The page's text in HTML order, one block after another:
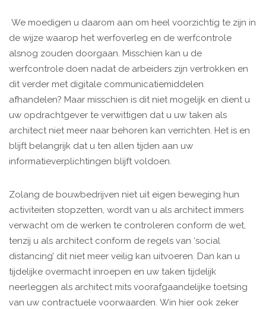
We moedigen u daarom aan om heel voorzichtig te zijn in
de wijze waarop het werfoverleg en de werfcontrole
alsnog zouden doorgaan. Misschien kan u de
werfcontrole doen nadat de arbeiders zijn vertrokken en
dit verder met digitale communicatiemiddelen
afhandelen? Maar misschien is dit niet mogelijk en dient u
uw opdrachtgever te verwittigen dat u uw taken als
architect niet meer naar behoren kan verrichten. Het is en
blijft belangrijk dat u ten allen tijden aan uw
informatieverplichtingen blijft voldoen.
Zolang de bouwbedrijven niet uit eigen beweging hun
activiteiten stopzetten, wordt van u als architect immers
verwacht om de werken te controleren conform de wet,
tenzij u als architect conform de regels van ‘social
distancing’ dit niet meer veilig kan uitvoeren. Dan kan u
tijdelijke overmacht inroepen en uw taken tijdelijk
neerleggen als architect mits voorafgaandelijke toetsing
van uw contractuele voorwaarden. Win hier ook zeker